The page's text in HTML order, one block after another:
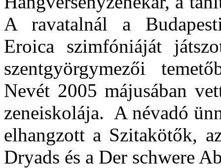
A ravatalnál a
Eroica szimfóniáját
szentgyörgymezői
Nevét 2005 májusában
zeneiskolája. A név­adó
elhangzott a Szitakötők,
Dryads és a Der schwere